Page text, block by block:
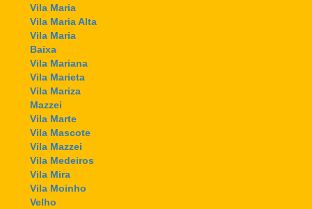
Vila Maria
Vila Maria Alta
Vila Maria
Baixa
Vila Mariana
Vila Marieta
Vila Mariza
Mazzei
Vila Marte
Vila Mascote
Vila Mazzei
Vila Medeiros
Vila Mira
Vila Moinho
Velho